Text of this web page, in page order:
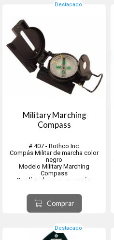
Graduaciones finas y lupa....
Destacado
Military Marching
Compass
# 407 - Rothco Inc.
Compás Militar de marcha color
negro
Modelo Military Marching
Compass
Con líquido en suspensión.
El líquido protegerá contra
oscilaciones excesivas mejorando
la legibilidad y reduciendo el
desgaste.
regla deslizante, lupa y una caja de
al...
Comprar
Destacado